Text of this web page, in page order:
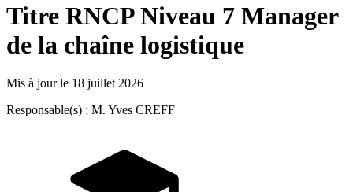
Titre RNCP Niveau 7 Manager
de la chaîne logistique
Mis à jour le 18 juillet 2026
Responsable(s) : M. Yves CREFF